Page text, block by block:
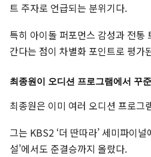
트 주자로 언급되는 분위기다.
특히 아이돌 퍼포먼스 감성과 전통
간다는 점이 차별화 포인트로 평가
최종원이 오디션 프로그램에서 꾸
최종원은 이미 여러 오디션 프로그
그는 KBS2 ‘더 딴따라’ 세미파이
설’에서도 준결승까지 올랐다.